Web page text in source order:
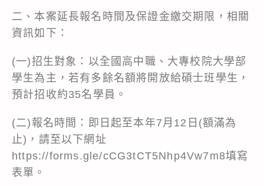
二、本案延長報名時間及保證金繳交期限，相關
資訊如下：
(一)招生對象：以全國高中職、大專校院大學部
學生為主，若有多餘名額將開放給碩士班學生，
預計招收約35名學員。
(二)報名時間：即日起至本年7月12日(額滿為
止)，請至以下網址
https://forms.gle/cCG3tCT5Nhp4Vw7m8填寫
表單。